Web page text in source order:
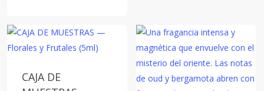
11,00 €
hasta
104,00 €
CAJA DE